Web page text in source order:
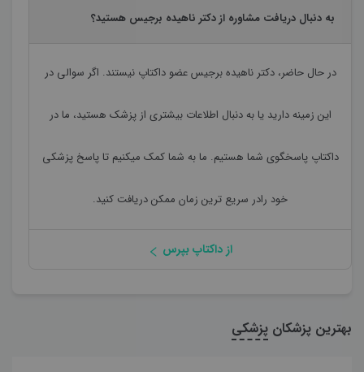
به دنبال دریافت مشاوره از دکتر ناهیده برجیس هستید؟
در حال حاضر،دکتر ناهیده برجیسعضو داکتاپ نیستند. اگر سوالی در
این زمینه دارید یا به دنبال اطلاعات بیشتری از پزشک هستید، ما در
داکتاپ پاسخگوی شما هستیم. ما به شما کمک میکنیم تا پاسخ پزشکی
خود رادر سریع ترین زمان ممکن دریافت کنید.
از داکتاپ بپرس
بهترین پزشکان پزشکی